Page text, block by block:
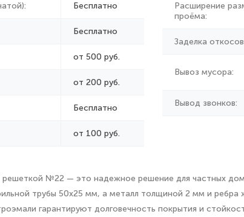
Бесплатно
Бесплатно
от 500 руб.
от 200 руб.
Бесплатно
от 100 руб.
Расширение
проёма:
Заделка
Вывоз мусора:
Вывод звонков:
решеткой №22 — это надежное решение для частных
трубы 50х25 мм, а металл толщиной 2 мм и
гарантируют долговечность покрытия и